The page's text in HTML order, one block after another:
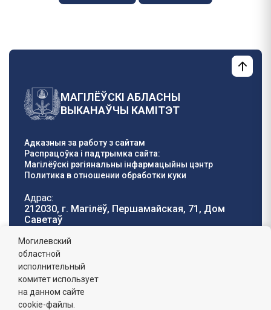
МАГІЛЁЎСКІ АБЛАСНЫ
ВЫКАНАЎЧЫ КАМІТЭТ
Адказныя за работу з сайтам
Распрацоўка і падтрымка сайта:
Магілёўскі рэгіянальны інфармацыйны цэнтр
Политика в отношении обработки куки
Адрас:
212030, г. Магілёў, Першамайская, 71, Дом
Саветаў
Тэлефон гарачай
лініі:
8 (0222) 71-32-55
Графік работы:
пн-пт: 8.00 - 17.00, сб-н: выхадны,
абедзенны перапынак: 13:00 - 14:00
Могилевский
областной
исполнительный
комитет использует
на данном сайте
cookie-файлы.